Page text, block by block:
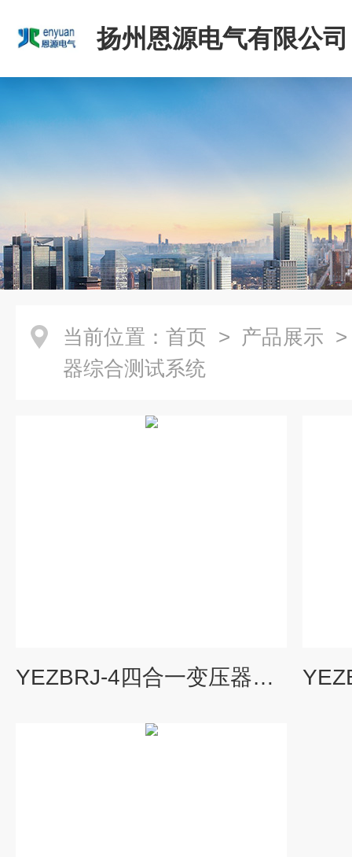
扬州恩源电气有限公司
当前位置： 首页 > 产品展示
器综合测试系统
YEZBRJ-4四合一变压器综合测试仪